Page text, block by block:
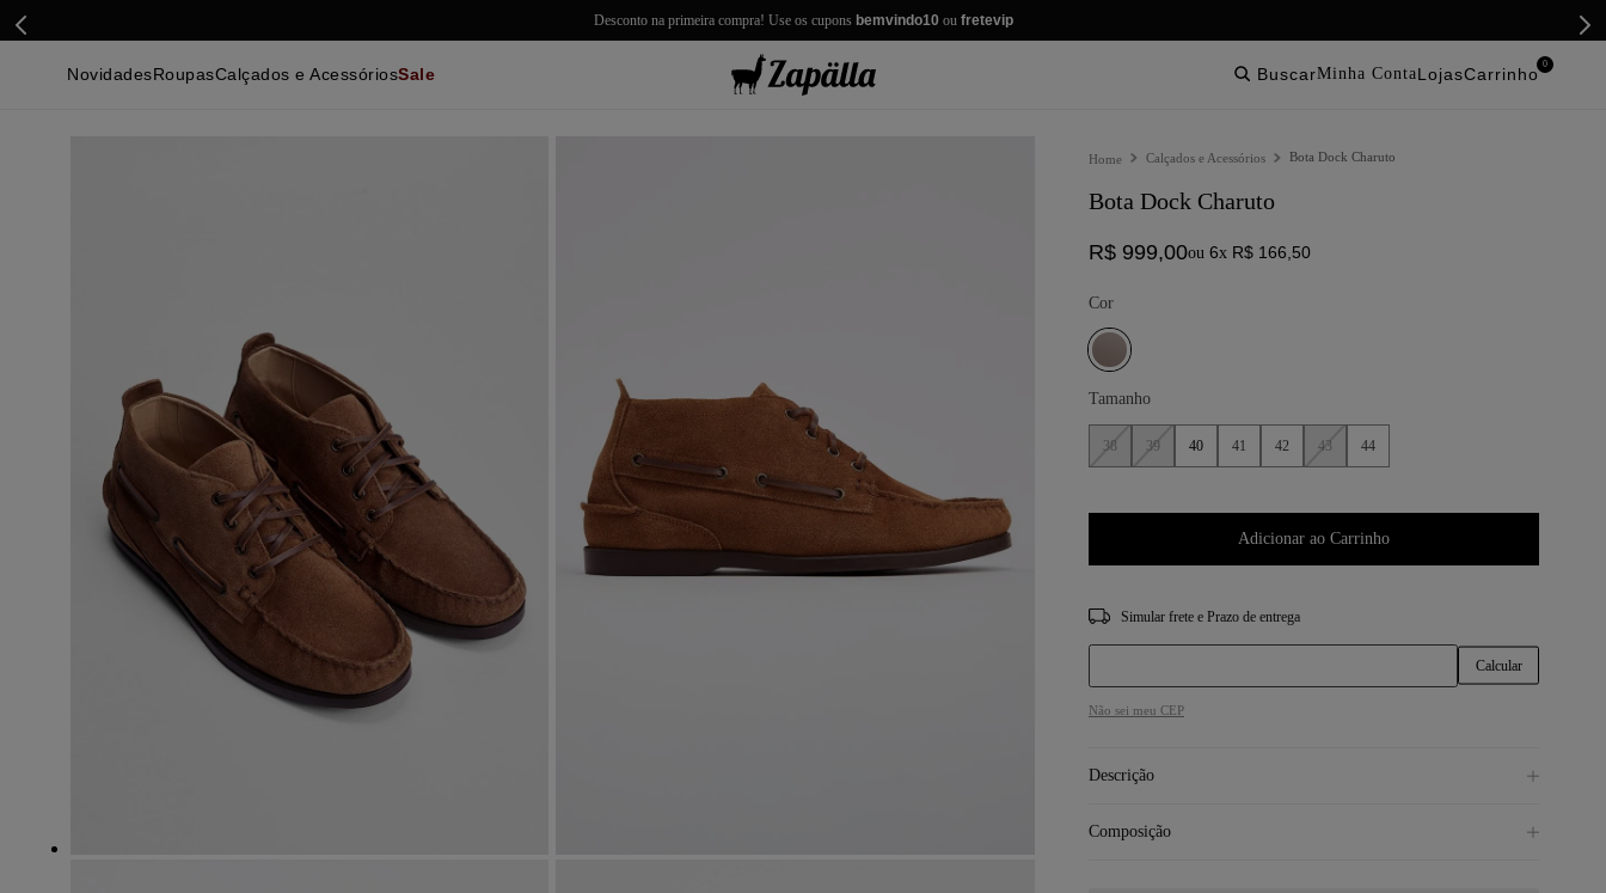
Desconto na primeira compra! Use os cupons bemvindo10 ou fretevip
Novidades Roupas Calçados e Acessórios Sale buscar lojas
0
Calçados e Acessórios Bota Dock Charuto
Bota Dock Charuto
R$ 999,00ou 6x R$ 166 50
Cor
Tamanho
38 39 40 41 42 43 44
Adicionar ao Carrinho
CEP
Não sei meu CEP
Descrição
Composição